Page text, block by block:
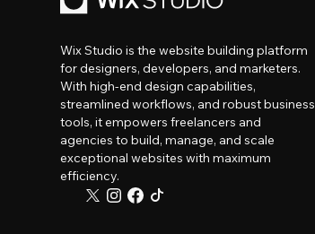
Wix Studio is the website building platform
for designers, developers, and marketers.
With high-end design capabilities,
streamlined workflows, and robust business
tools, it empowers freelancers and
agencies to build, manage, and scale
exceptional websites with maximum
efficiency.